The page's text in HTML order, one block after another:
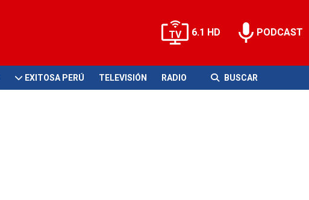
6.1 HD PODCAST
EXITOSA PERÚ TELEVISIÓN RADIO BUSCAR